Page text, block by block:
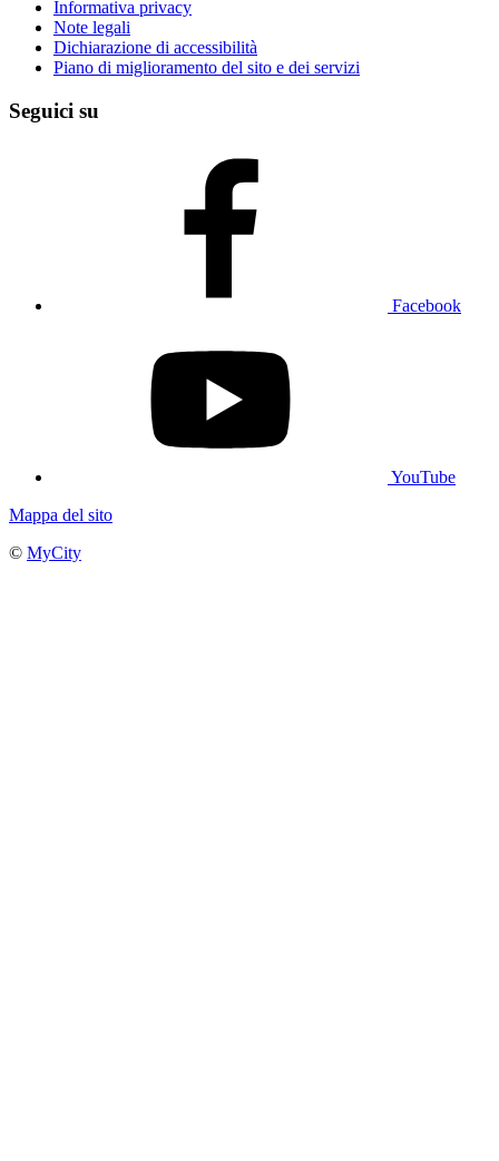
Informativa privacy
Note legali
Dichiarazione di accessibilità
Piano di miglioramento del sito e dei servizi
Seguici su
Facebook
YouTube
Mappa del sito
© MyCity